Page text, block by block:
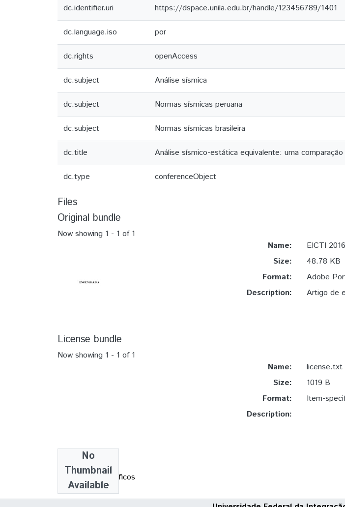
dc.identifier.uri https://dspace.unila.edu.br/handle/123456789/1401
dc.language.iso por
dc.rights openAccess
dc.subject Análise sísmica
dc.subject Normas sísmicas peruana
dc.subject Normas sísmicas brasileira
dc.title Análise sísmico-estática equivalente: uma
dc.type conferenceObject
Files
Original bundle
Now showing 1 - 1 of 1
Name:
EICTI
Size:
48.78 KB
Format:
Adobe
Description:
Artigo de
License bundle
Now showing 1 - 1 of 1
No
Thumbnail
Available
Name:
license.txt
Size:
1019 B
Format:
Item-
Description:
Collections
IC - Artigos científicos